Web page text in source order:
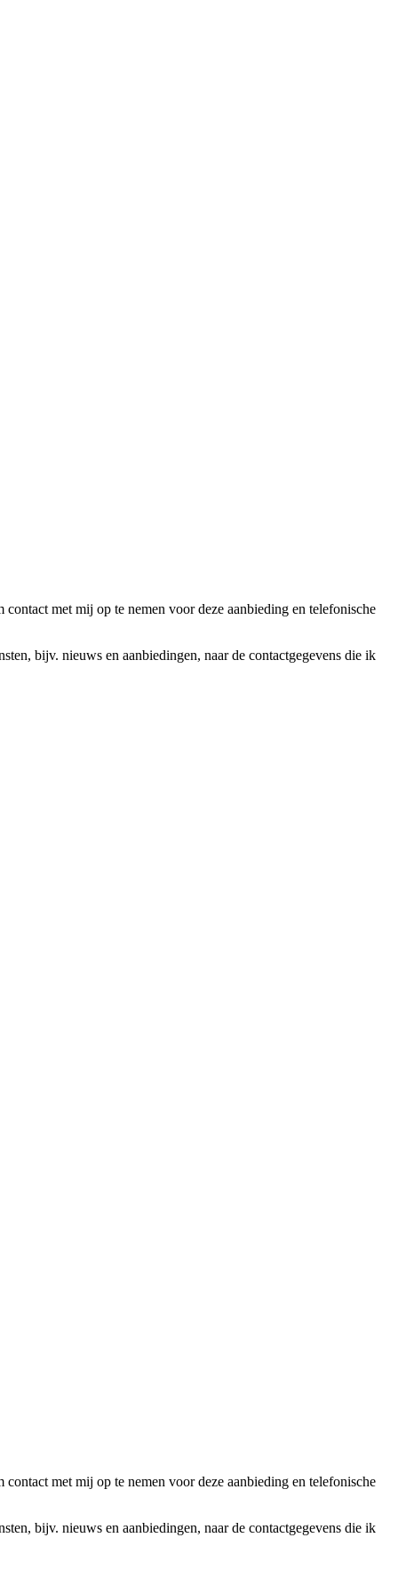
met mij op te nemen voor deze aanbieding en telefonische
bijv. nieuws en aanbiedingen, naar de contactgegevens die ik
met mij op te nemen voor deze aanbieding en telefonische
bijv. nieuws en aanbiedingen, naar de contactgegevens die ik